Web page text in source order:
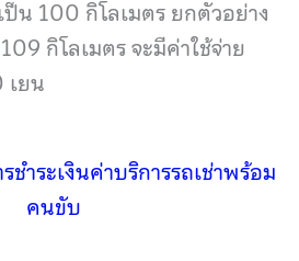
ป็น 100 กิโลเมตร ยกตัวอย่าง
กิโลเมตร จะมีค่าใช้จ่าย
ยน
ชำระเงินค่าบริการรถเช่าพร้อม
คนขับ